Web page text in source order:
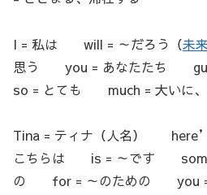
I = 私は will = ～だろう（未
思う you = あなたたち guys
so = とても much = 大いに、
Tina = ティナ（人名）
こちらは is = ～です
の for = ～のための you =